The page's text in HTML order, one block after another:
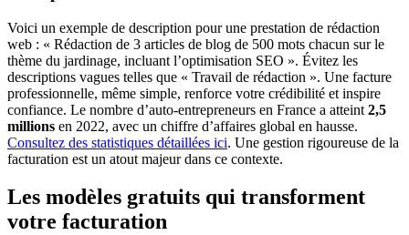
Voici un exemple de description pour une prestation de rédaction
web : « Rédaction de 3 articles de blog de 500 mots chacun sur le
thème du jardinage, incluant l’optimisation SEO ». Évitez les
descriptions vagues telles que « Travail de rédaction ». Une facture
professionnelle, même simple, renforce votre crédibilité et inspire
confiance. Le nombre d’auto-entrepreneurs en France a atteint 2,5
millions en 2022, avec un chiffre d’affaires global en hausse.
Consultez des statistiques détaillées ici. Une gestion rigoureuse de la
facturation est un atout majeur dans ce contexte.
Les modèles gratuits qui transforment
votre facturation